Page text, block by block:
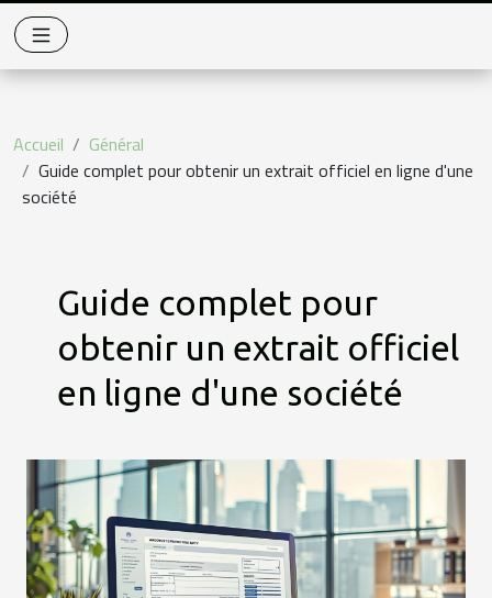
Accueil
Général
Guide complet pour obtenir un extrait officiel en ligne d'une
société
Guide complet pour
obtenir un extrait officiel
en ligne d'une société